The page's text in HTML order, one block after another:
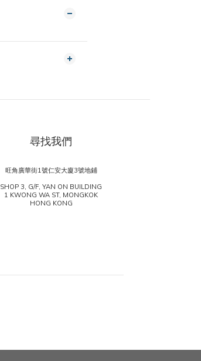
尋找我們
旺角廣華街1號仁安大廈3號地鋪
SHOP 3, G/F, YAN ON BUILDING
1 KWONG WA ST, MONGKOK
HONG KONG